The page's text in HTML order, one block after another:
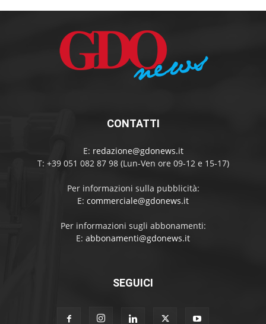
CONTATTI
E: redazione@gdonews.it
T: +39 051 082 87 98 (Lun-Ven ore 09-12 e 15-17)
Per informazioni sulla pubblicità:
E: commerciale@gdonews.it
Per informazioni sugli abbonamenti:
E: abbonamenti@gdonews.it
SEGUICI